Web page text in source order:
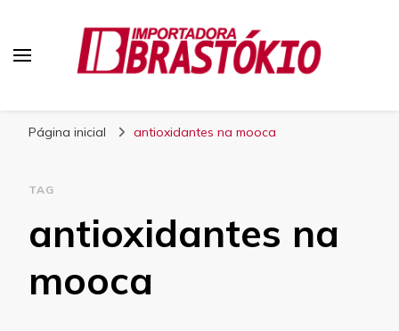
Página inicial antioxidantes na mooca
TAG
antioxidantes na
mooca